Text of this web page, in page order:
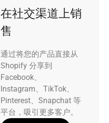
在社交渠道上销
售
通过将您的产品直接从
Shopify 分享到
Facebook、
Instagram、TikTok、
Pinterest、Snapchat 等
平台，吸引更多客户。